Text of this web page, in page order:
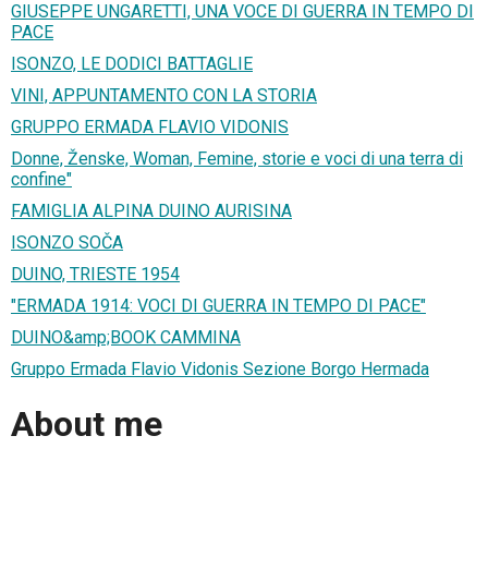
GIUSEPPE UNGARETTI, UNA VOCE DI GUERRA IN TEMPO DI
PACE
ISONZO, LE DODICI BATTAGLIE
VINI, APPUNTAMENTO CON LA STORIA
GRUPPO ERMADA FLAVIO VIDONIS
Donne, Ženske, Woman, Femine, storie e voci di una terra di
confine"
FAMIGLIA ALPINA DUINO AURISINA
ISONZO SOČA
DUINO, TRIESTE 1954
"ERMADA 1914: VOCI DI GUERRA IN TEMPO DI PACE"
DUINO&amp;BOOK CAMMINA
Gruppo Ermada Flavio Vidonis Sezione Borgo Hermada
About me